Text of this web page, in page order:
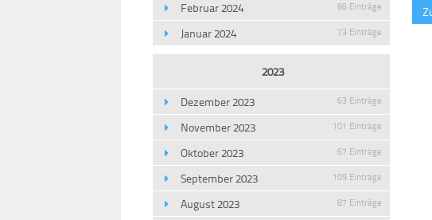
Februar 2024 86 Einträge
Januar 2024 73 Einträge
2023
Dezember 2023
63 Einträge
November 2023 101 Einträge
Oktober 2023 67 Einträge
September 2023 109 Einträge
August 2023 87 Einträge